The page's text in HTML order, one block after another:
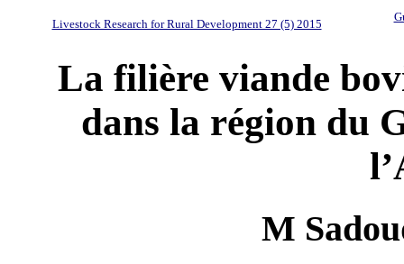
Livestock Research for Rural Development 27 (5) 2015
La filière viande
dans la région du
M